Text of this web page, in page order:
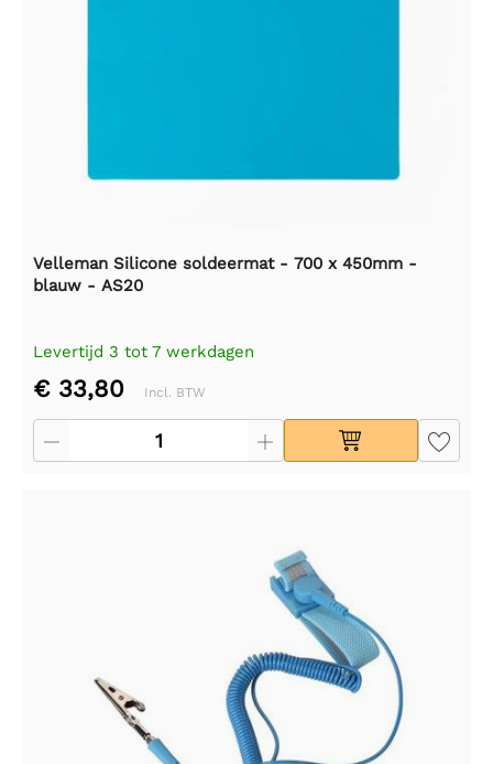
Velleman Silicone soldeermat - 700 x 450mm -
blauw - AS20
Levertijd 3 tot 7 werkdagen
€ 33,80 Incl. BTW